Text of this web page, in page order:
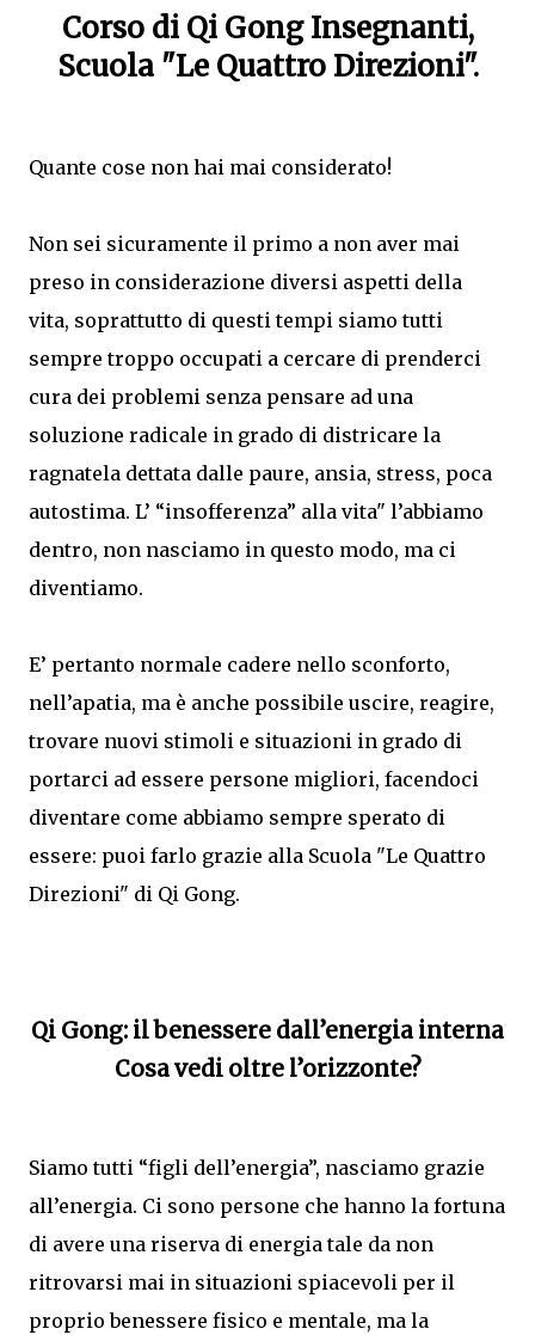
Corso di Qi Gong Insegnanti,
Scuola "Le Quattro Direzioni".
Quante cose non hai mai considerato!
Non sei sicuramente il primo a non aver mai
preso in considerazione diversi aspetti della
vita, soprattutto di questi tempi siamo tutti
sempre troppo occupati a cercare di prenderci
cura dei problemi senza pensare ad una
soluzione radicale in grado di districare la
ragnatela dettata dalle paure, ansia, stress, poca
autostima. L’ “insofferenza” alla vita" l’abbiamo
dentro, non nasciamo in questo modo, ma ci
diventiamo.
E’ pertanto normale cadere nello sconforto,
nell’apatia, ma è anche possibile uscire, reagire,
trovare nuovi stimoli e situazioni in grado di
portarci ad essere persone migliori, facendoci
diventare come abbiamo sempre sperato di
essere: puoi farlo grazie alla Scuola "Le Quattro
Direzioni" di Qi Gong.
Qi Gong: il benessere dall’energia interna
Cosa vedi oltre l’orizzonte?
Siamo tutti “figli dell’energia”, nasciamo grazie
all’energia. Ci sono persone che hanno la fortuna
di avere una riserva di energia tale da non
ritrovarsi mai in situazioni spiacevoli per il
proprio benessere fisico e mentale, ma la